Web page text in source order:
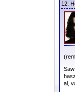
12.
al,